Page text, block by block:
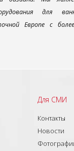
для
Европе с
Для СМИ
Контакты
Новости